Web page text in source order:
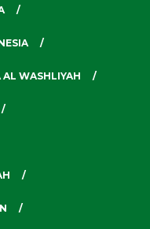
AL WASHLIYAH